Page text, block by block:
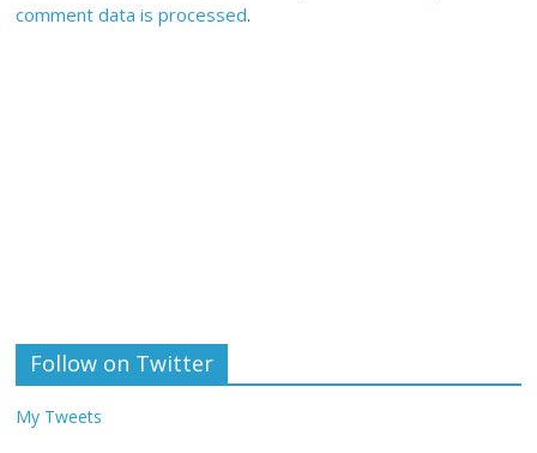
comment data is processed.
Follow on Twitter
My Tweets